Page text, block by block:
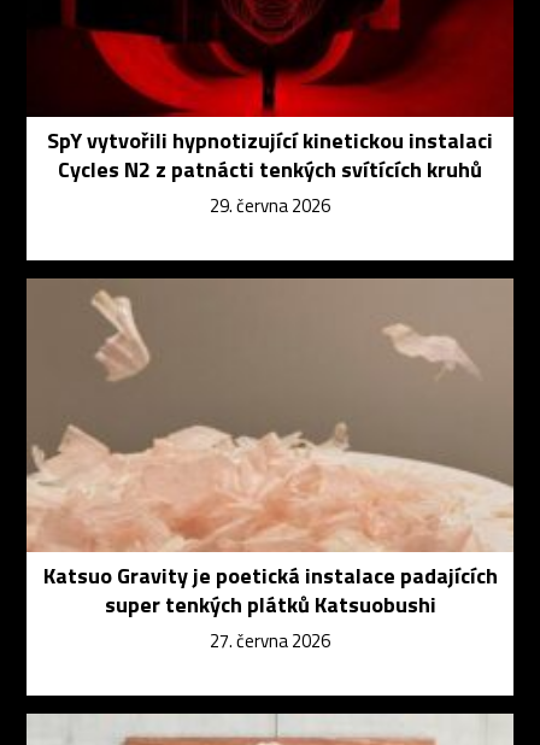
SpY vytvořili hypnotizující kinetickou instalaci
Cycles N2 z patnácti tenkých svítících kruhů
29. června 2026
Katsuo Gravity je poetická instalace padajících
super tenkých plátků Katsuobushi
27. června 2026